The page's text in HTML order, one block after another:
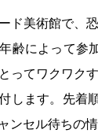
ド美術館で、
齢によって参
ってワクワク
します。先着
ンセル待ちの